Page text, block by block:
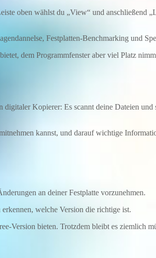
oben wählst du „View“ und anschließend
Festplatten-Benchmarking und
dem Programmfenster aber viel Platz
Kopierer: Es scannt deine Dateien und
kannst, und darauf wichtige
an deiner Festplatte vorzunehmen.
welche Version die richtige ist.
Version bieten. Trotzdem bleibt es ziemlich